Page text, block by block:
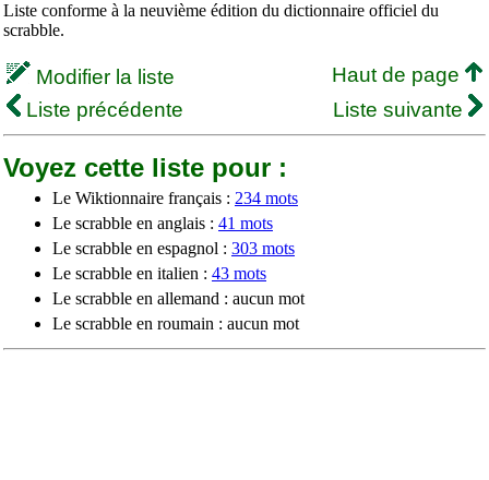
Liste conforme à la neuvième édition du dictionnaire officiel du
scrabble.
Modifier la liste
Haut de page
Liste précédente
Liste suivante
Voyez cette liste pour :
Le Wiktionnaire français : 234 mots
Le scrabble en anglais : 41 mots
Le scrabble en espagnol : 303 mots
Le scrabble en italien : 43 mots
Le scrabble en allemand : aucun mot
Le scrabble en roumain : aucun mot